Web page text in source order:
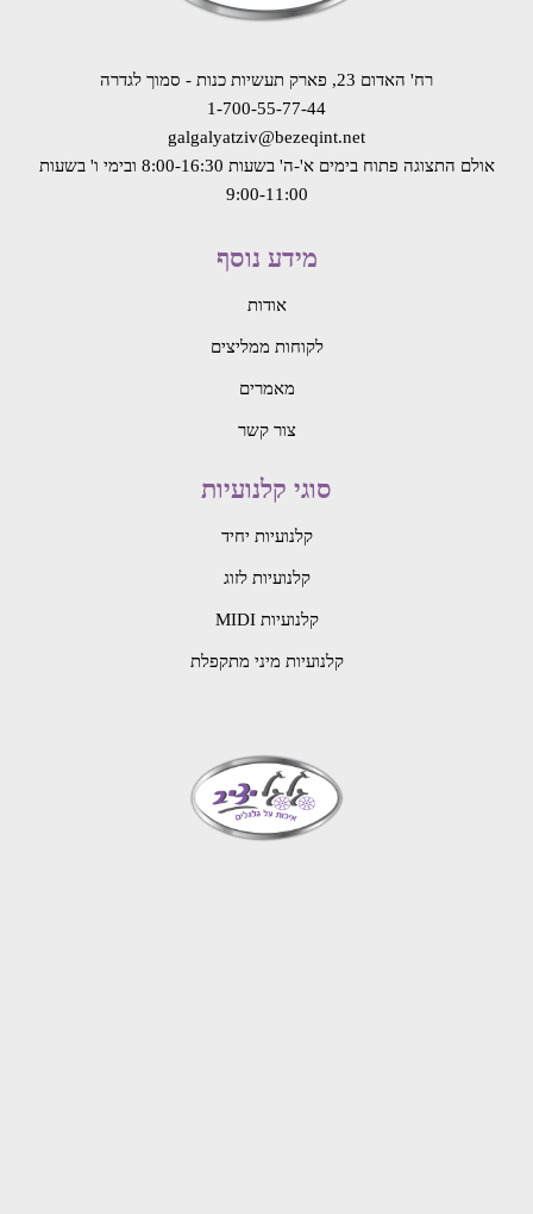
רח' האדום 23, פארק תעשיות כנות - סמוך לגדרה
1-700-55-77-44
galgalyatziv@bezeqint.net
אולם התצוגה פתוח בימים א'-ה' בשעות 8:00-16:30
ובימי ו' בשעות
9:00-11:00
מידע נוסף
אודות
לקוחות ממליצים
מאמרים
צור קשר
סוגי קלנועיות
קלנועיות יחיד
קלנועיות לזוג
קלנועיות MIDI
קלנועיות מיני מתקפלת